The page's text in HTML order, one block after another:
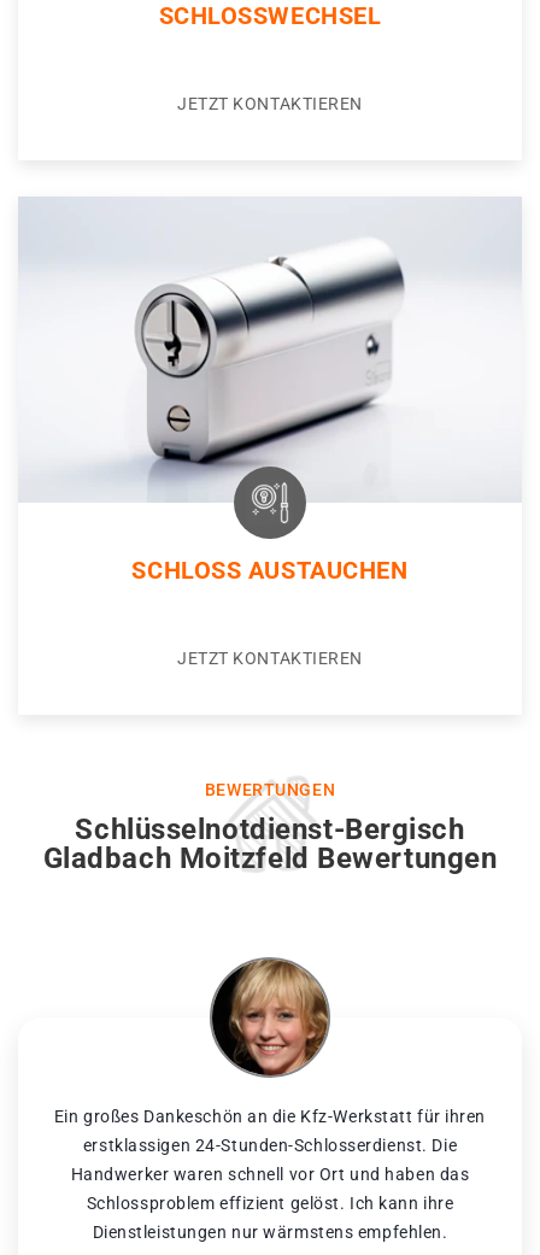
SCHLOSSWECHSEL
JETZT KONTAKTIEREN
SCHLOSS AUSTAUCHEN
JETZT KONTAKTIEREN
BEWERTUNGEN
Schlüsselnotdienst-Bergisch
Gladbach Moitzfeld Bewertungen
Ein großes Dankeschön an die Kfz-Werkstatt für ihren
erstklassigen 24-Stunden-Schlosserdienst. Die
Handwerker waren schnell vor Ort und haben das
Schlossproblem effizient gelöst. Ich kann ihre
Dienstleistungen nur wärmstens empfehlen.